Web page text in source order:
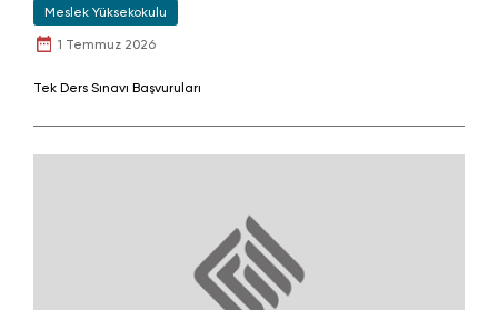
Meslek Yüksekokulu
1 Temmuz 2026
Tek Ders Sınavı Başvuruları